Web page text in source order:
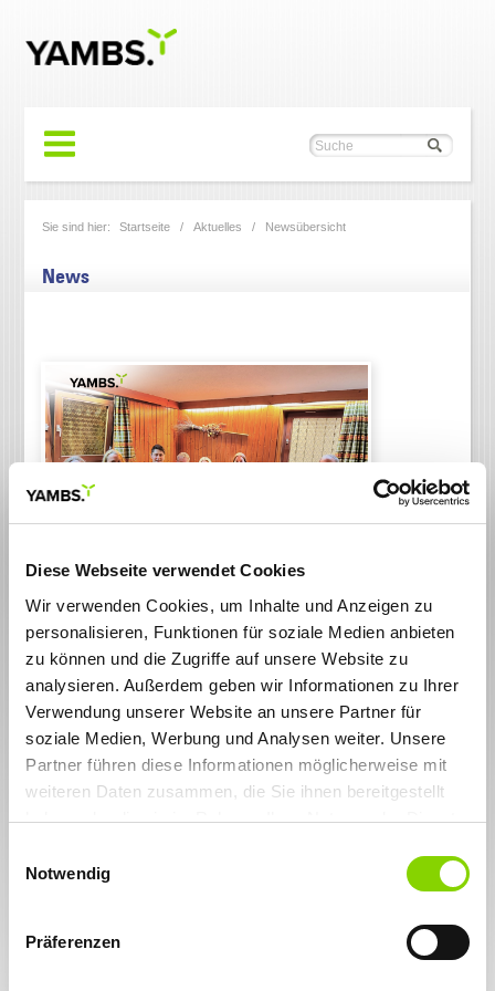
Diese Webseite verwendet Cookies
Wir verwenden Cookies, um Inhalte und Anzeigen zu
personalisieren, Funktionen für soziale Medien anbieten
zu können und die Zugriffe auf unsere Website zu
analysieren. Außerdem geben wir Informationen zu Ihrer
Verwendung unserer Website an unsere Partner für
soziale Medien, Werbung und Analysen weiter. Unsere
Partner führen diese Informationen möglicherweise mit
weiteren Daten zusammen, die Sie ihnen bereitgestellt
haben oder die sie im Rahmen Ihrer Nutzung der Dienste
Cookies, wenn Sie unsere Webseite weiterhin nutzen.
Notwendig
Präferenzen
Sie sind hier: Startseite /Aktuelles / Newsübersicht
News
Zurück zur Übersicht
09.03.2026Typisch schwäbisch: YAMBS in der
Besenwirtschaft
Vor Kurzem waren wir mit zehn Kolleginnen und
Kollegen in der Besenwirtschaft Nerz in Stuttgart-
Ripple, Blutwurst und natürlich Sauerkraut – deftiger
geht’s kaum!
nicht nur kulinarisch für ein authentisches Erlebnis – bei dem
einen oder anderen Ausdruck mussten wir allerdings ganz genau